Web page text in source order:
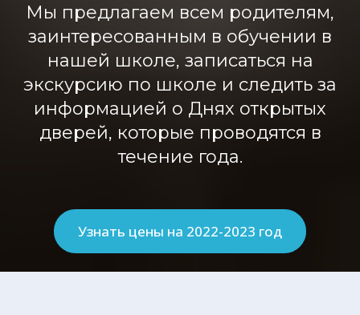
Мы предлагаем всем родителям,
заинтересованным в обучении в
нашей школе, записаться на
экскурсию по школе и следить за
информацией о Днях открытых
дверей, которые проводятся в
течение года.
Узнать цены на 2022-2023 год